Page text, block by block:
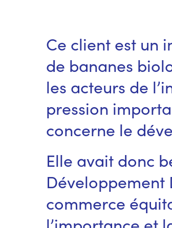
Ce client est un
de bananes
les acteurs de
pression
concerne le
Elle avait donc
Développement
commerce